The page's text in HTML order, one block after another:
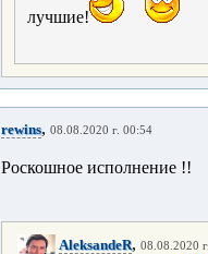
лучшие!
rewins, 08.08.2020 г. 00:54
Роскошное исполнение !!
AleksandeR, 08.08.2020